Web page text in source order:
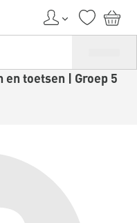
toetsen | Groep 5